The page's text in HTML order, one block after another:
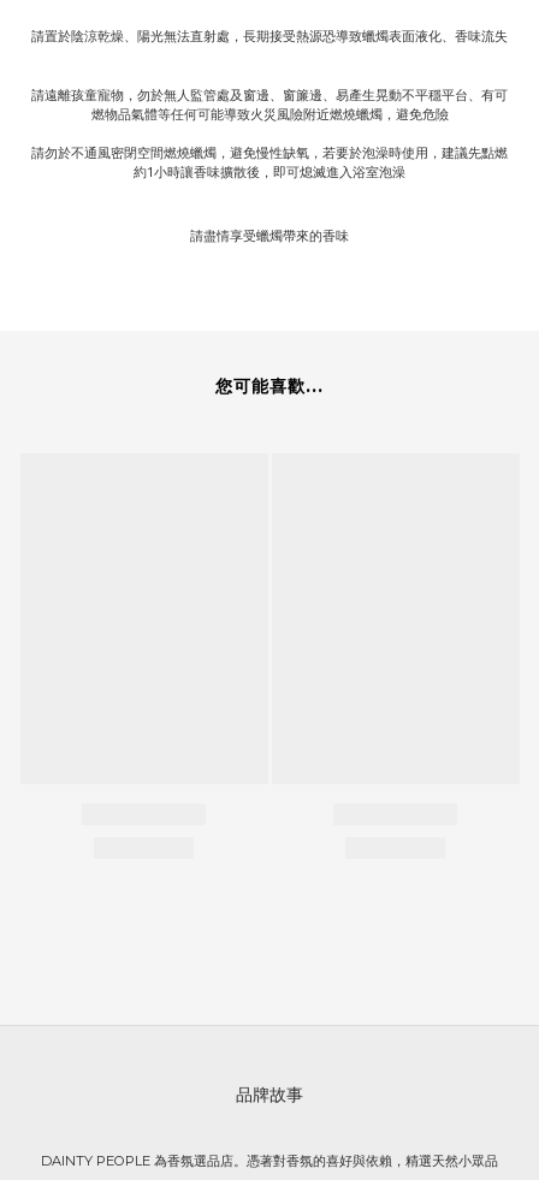
請置於陰涼乾燥、陽光無法直射處，長期接受熱源恐導致蠟燭表面液化、香味流失
請遠離孩童寵物，勿於無人監管處及窗邊、窗簾邊、易產生晃動不平穩平台、有可
燃物品氣體等任何可能導致火災風險附近燃燒蠟燭，避免危險
請勿於不通風密閉空間燃燒蠟燭，避免慢性缺氧，若要於泡澡時使用，建議先點燃
約1小時讓香味擴散後，即可熄滅進入浴室泡澡
請盡情享受蠟燭帶來的香味
您可能喜歡...
品牌故事
DAINTY PEOPLE 為香氛選品店。憑著對香氛的喜好與依賴，精選天然小眾品